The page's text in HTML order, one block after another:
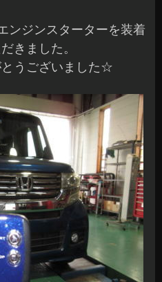
ンジンスターターを装着
きました。
うございました☆